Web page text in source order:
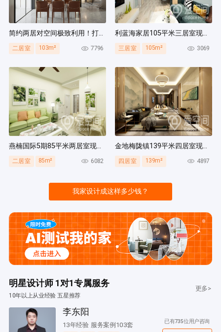
简约两居对空间极致利用！打造多组通顶柜，整齐能装！
二居室 103m² 7796
利蓝海家居105平米三居室现代简约风装修案例
三居室 105m² 3069
燕楠国际5期85平米两居室现代简约风装修案例
二居室 85m² 6082
金地梅陇镇139平米四居室现代简约风装修案例
四居室 139m² 4897
我家设计成这样多少钱？
明星设计师 1对1专属服务
10年以上从业经验 五星推荐
更多>
李东阳
13年经验 服务案例103套 已有735位用户咨询